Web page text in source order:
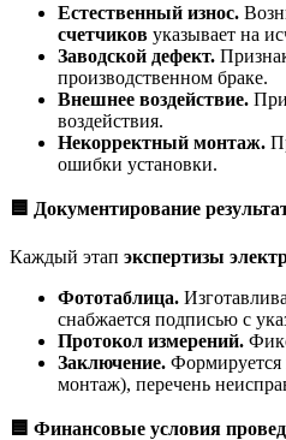
Естественный износ.
счетчиков указывает на
Заводской дефект.
производственном браке.
Внешнее воздействие.
воздействия.
Некорректный монтаж.
ошибки установки.
🟦 Документирование
Каждый этап экспертизы
Фототаблица.
снабжается подписью с
Протокол измерений.
Заключение. Формируется
монтаж), перечень
🟦 Финансовые условия